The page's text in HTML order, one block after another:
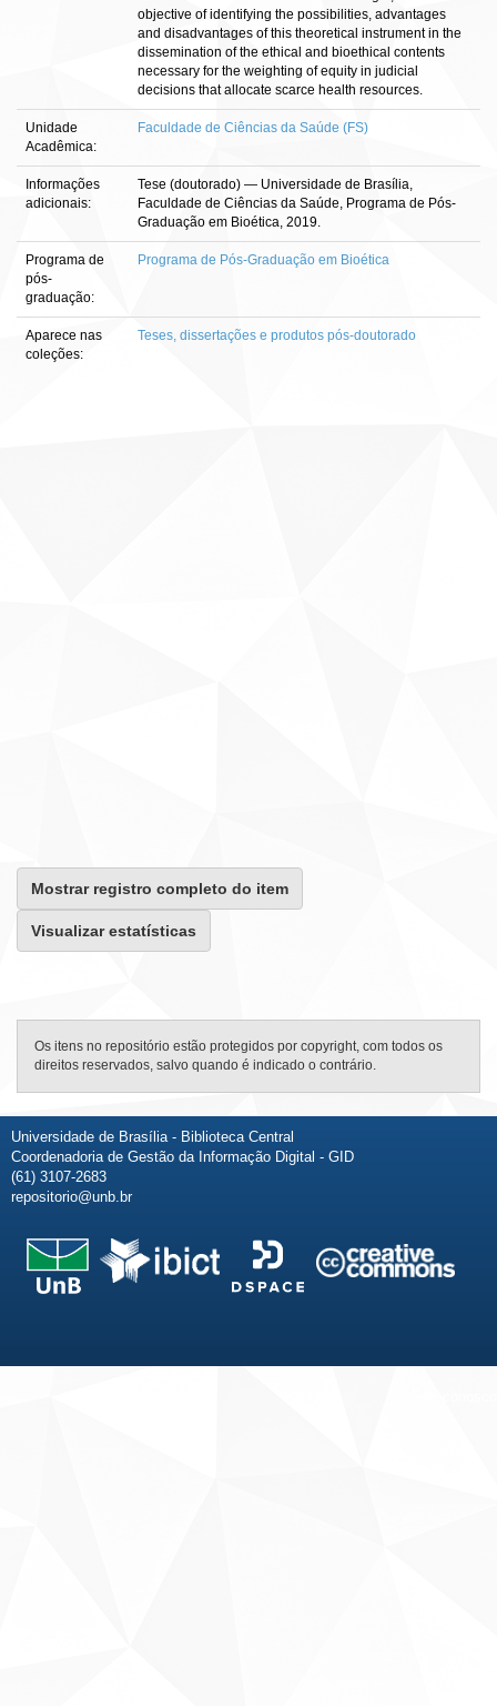
objective of identifying the possibilities, advantages
and disadvantages of this theoretical instrument in the
dissemination of the ethical and bioethical contents
necessary for the weighting of equity in judicial
decisions that allocate scarce health resources.
Unidade
Acadêmica:
Faculdade de Ciências da Saúde (FS)
Informações
adicionais:
Tese (doutorado) — Universidade de Brasília,
Faculdade de Ciências da Saúde, Programa de Pós-
Graduação em Bioética, 2019.
Programa de
pós-
graduação:
Programa de Pós-Graduação em Bioética
Aparece nas
coleções:
Teses, dissertações e produtos pós-doutorado
Mostrar registro completo do item
Visualizar estatísticas
Os itens no repositório estão protegidos por copyright, com todos os
direitos reservados, salvo quando é indicado o contrário.
Universidade de Brasília - Biblioteca Central
Coordenadoria de Gestão da Informação Digital - GID
(61) 3107-2683
repositorio@unb.br